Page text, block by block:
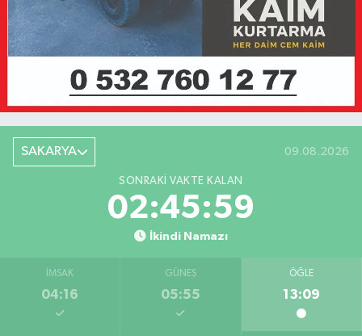
SAKARYA 09.08.2026
SONRAKI VAKTE KALAN
02:45:59
İkindi Namazı
İMSAK
04:16
GÜNEŞ
05:55
ÖĞLE
13:09